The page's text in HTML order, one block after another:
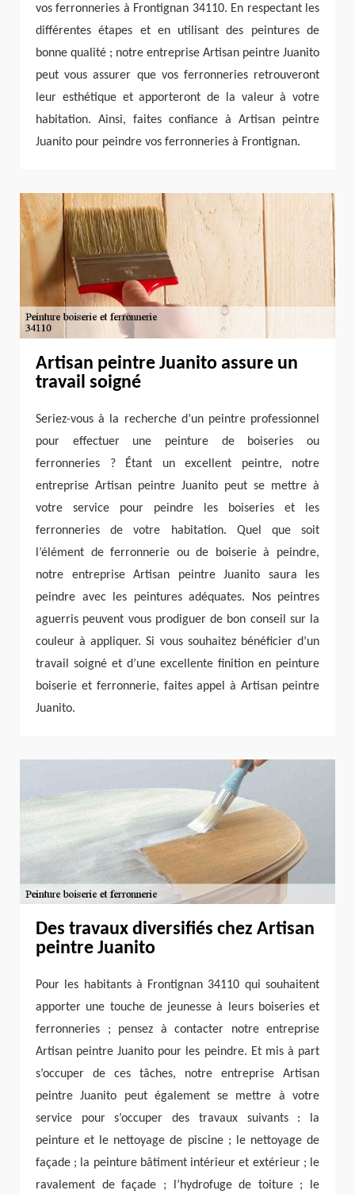
vos ferronneries à Frontignan 34110. En respectant les
différentes étapes et en utilisant des peintures de
bonne qualité ; notre entreprise Artisan peintre Juanito
peut vous assurer que vos ferronneries retrouveront
leur esthétique et apporteront de la valeur à votre
habitation. Ainsi, faites confiance à Artisan peintre
Juanito pour peindre vos ferronneries à Frontignan.
Artisan peintre Juanito assure un
travail soigné
Seriez-vous à la recherche d’un peintre professionnel
pour effectuer une peinture de boiseries ou
ferronneries ? Étant un excellent peintre, notre
entreprise Artisan peintre Juanito peut se mettre à
votre service pour peindre les boiseries et les
ferronneries de votre habitation. Quel que soit
l’élément de ferronnerie ou de boiserie à peindre,
notre entreprise Artisan peintre Juanito saura les
peindre avec les peintures adéquates. Nos peintres
aguerris peuvent vous prodiguer de bon conseil sur la
couleur à appliquer. Si vous souhaitez bénéficier d’un
travail soigné et d’une excellente finition en peinture
boiserie et ferronnerie, faites appel à Artisan peintre
Juanito.
Des travaux diversifiés chez Artisan
peintre Juanito
Pour les habitants à Frontignan 34110 qui souhaitent
apporter une touche de jeunesse à leurs boiseries et
ferronneries ; pensez à contacter notre entreprise
Artisan peintre Juanito pour les peindre. Et mis à part
s’occuper de ces tâches, notre entreprise Artisan
peintre Juanito peut également se mettre à votre
service pour s’occuper des travaux suivants : la
peinture et le nettoyage de piscine ; le nettoyage de
façade ; la peinture bâtiment intérieur et extérieur ; le
ravalement de façade ; l’hydrofuge de toiture ; le